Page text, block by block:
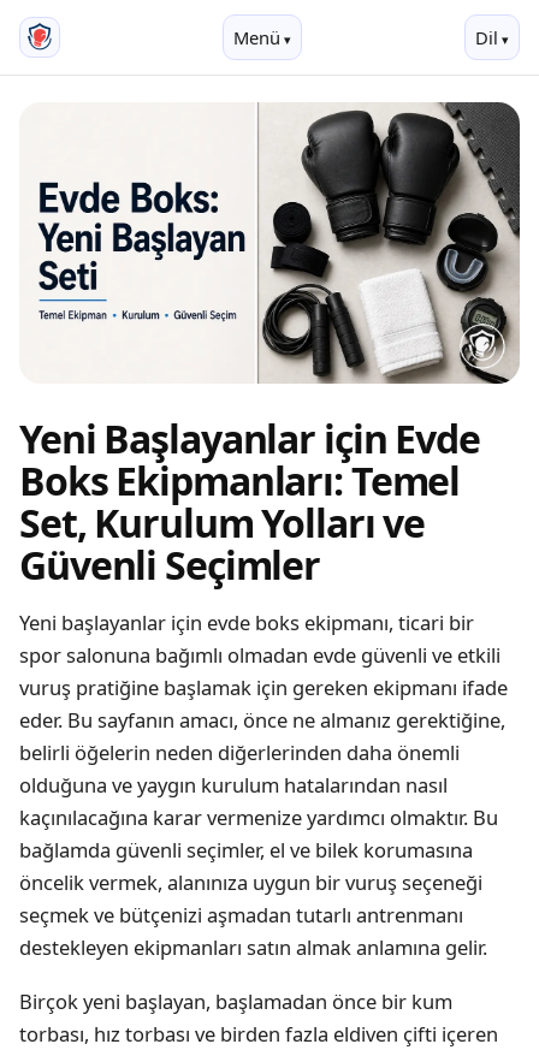
Menü Dil
Yeni Başlayanlar için Evde
Boks Ekipmanları: Temel
Set, Kurulum Yolları ve
Güvenli Seçimler
Yeni başlayanlar için evde boks ekipmanı, ticari bir
spor salonuna bağımlı olmadan evde güvenli ve etkili
vuruş pratiğine başlamak için gereken ekipmanı ifade
eder. Bu sayfanın amacı, önce ne almanız gerektiğine,
belirli öğelerin neden diğerlerinden daha önemli
olduğuna ve yaygın kurulum hatalarından nasıl
kaçınılacağına karar vermenize yardımcı olmaktır. Bu
bağlamda güvenli seçimler, el ve bilek korumasına
öncelik vermek, alanınıza uygun bir vuruş seçeneği
seçmek ve bütçenizi aşmadan tutarlı antrenmanı
destekleyen ekipmanları satın almak anlamına gelir.
Birçok yeni başlayan, başlamadan önce bir kum
torbası, hız torbası ve birden fazla eldiven çifti içeren